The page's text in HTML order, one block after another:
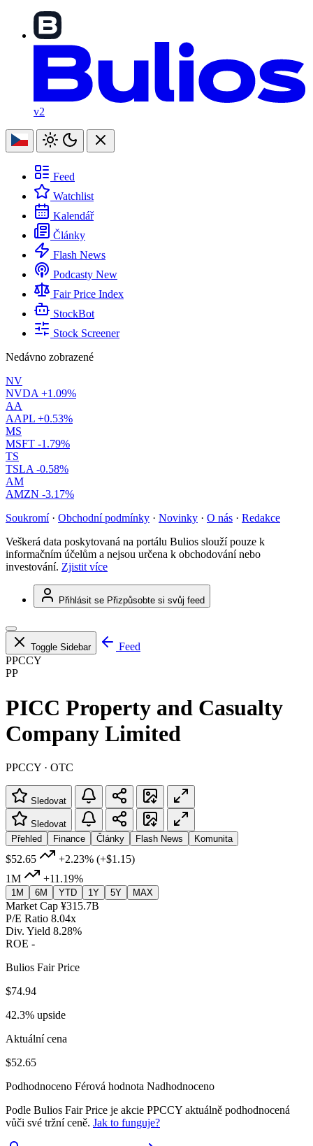
v2
Feed
Watchlist
Kalendář
Články
Flash News
Podcasty New
Fair Price Index
StockBot
Stock Screener
Nedávno zobrazené
NV
NVDA +1.09%
AA
AAPL +0.53%
MS
MSFT -1.79%
TS
TSLA -0.58%
AM
AMZN -3.17%
Soukromí · Obchodní podmínky · Novinky · O nás · Redakce
Veškerá data poskytovaná na portálu Bulios slouží pouze k
informačním účelům a nejsou určena k obchodování nebo
investování. Zjistit více
Přihlásit se Přizpůsobte si svůj feed
Toggle Sidebar
Feed
PPCCY
PP
PICC Property and Casualty
Company Limited
PPCCY · OTC
Sledovat
Sledovat
Přehled
Finance Články Flash News Komunita
$52.65 +2.23% (+$1.15)
1M
+11.19%
1M 6M YTD 1Y 5Y MAX
Market Cap ¥315.7B
P/E Ratio 8.04x
Div. Yield 8.28%
ROE -
Bulios Fair Price
$74.94
42.3% upside
Aktuální cena
$52.65
Podhodnoceno Férová hodnota Nadhodnoceno
Podle Bulios Fair Price je akcie PPCCY aktuálně podhodnocená
vůči své tržní ceně. Jak to funguje?